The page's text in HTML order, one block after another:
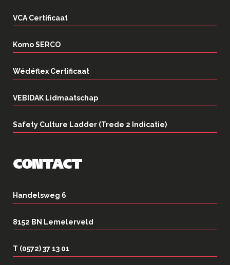
VCA Certificaat
Komo SERCO
Wédéflex Certificaat
VEBIDAK Lidmaatschap
Safety Culture Ladder (Trede 2 Indicatie)
CONTACT
Handelsweg 6
8152 BN Lemelerveld
T (0572) 37 13 01